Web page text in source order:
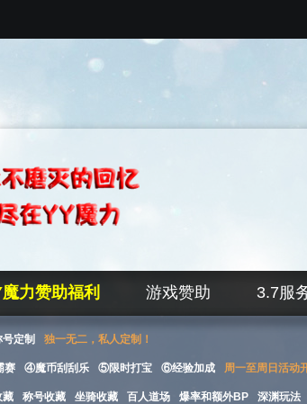
力赞助福利 游戏赞助 3.7服
定制 独一无二，私人定制！
赛 ④魔币刮刮乐 ⑤限时打宝 ⑥经验加成 周一至周日活动
藏 称号收藏 坐骑收藏 百人道场 爆率和额外BP 深渊玩法